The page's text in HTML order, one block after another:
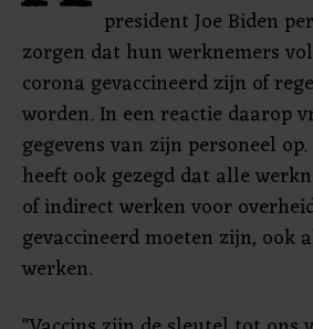
president Joe Biden
zorgen dat hun werknemers
corona gevaccineerd zijn of
worden. In een reactie daarop
gegevens van zijn personeel
heeft ook gezegd dat alle
of indirect werken voor
gevaccineerd moeten zijn, ook
werken.